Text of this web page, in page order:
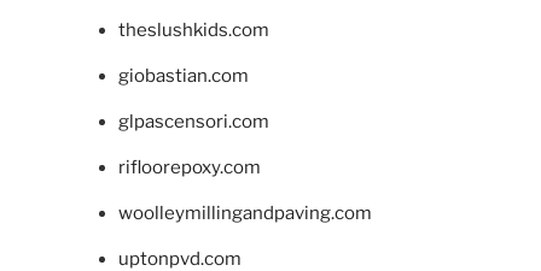
theslushkids.com
giobastian.com
glpascensori.com
rifloorepoxy.com
woolleymillingandpaving.com
uptonpvd.com